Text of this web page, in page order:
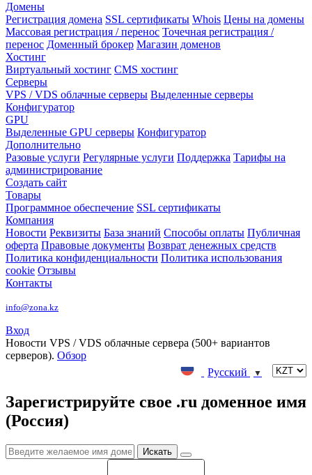
Домены
Регистрация домена SSL сертификаты Whois Цены на домены
Массовая регистрация / перенос Точечная регистрация /
перенос Доменный брокер Магазин доменов
Хостинг
Виртуальный хостинг CMS хостинг
Серверы
VPS / VDS облачные серверы Выделенные серверы
Конфигуратор
GPU
Выделенные GPU серверы Конфигуратор
Дополнительно
Разовые услуги Регулярные услуги Поддержка Тарифы на
администрирование
Создать сайт
Товары
Программное обеспечение SSL сертификаты
Компания
Новости Реквизиты База знаний Способы оплаты Публичная
оферта Правовые документы Возврат денежных средств
Политика конфиденциальности Политика использования
cookie Отзывы
Контакты
info@zona.kz
Вход
Новости VPS / VDS облачные сервера (500+ вариантов
серверов). Обзор
Русский
▼
Зарегистрируйте свое .ru доменное имя
(Россия)